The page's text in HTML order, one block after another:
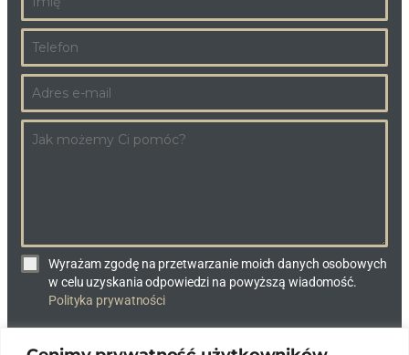
Wyrażam zgodę na przetwarzanie moich danych osobowych
w celu uzyskania odpowiedzi na powyższą wiadomość.
Polityka prywatności